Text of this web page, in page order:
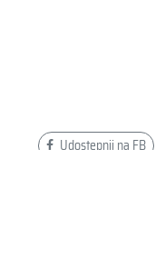
Udostępnij na FB